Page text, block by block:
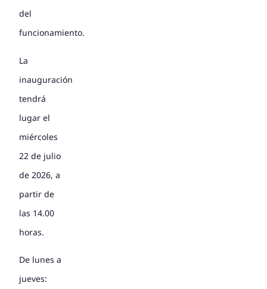
del
funcionamiento.
La
inauguración
tendrá
lugar el
miércoles
22 de julio
de 2026, a
partir de
las 14.00
horas.
De lunes a
jueves: